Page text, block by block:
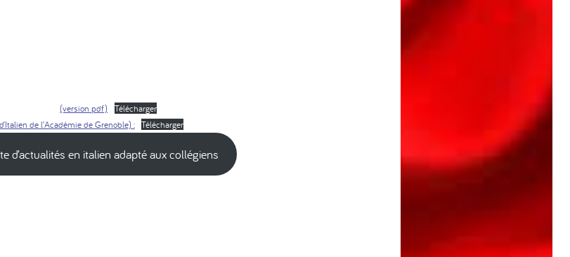
(version pdf)
Télécharger
de l’Académie de Grenoble) : Télécharger
d’actualités en italien adapté aux collégiens